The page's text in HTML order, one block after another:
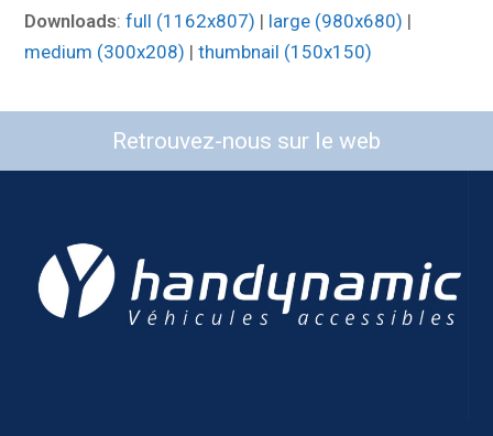
Downloads:full (1162x807) | large (980x680) |
medium (300x208) |thumbnail (150x150)
Retrouvez-nous sur le web